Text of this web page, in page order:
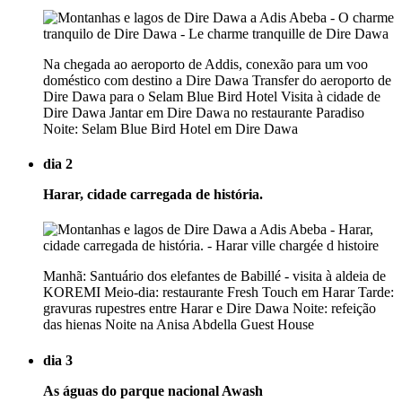
Na chegada ao aeroporto de Addis, conexão para um voo
doméstico com destino a Dire Dawa Transfer do aeroporto de
Dire Dawa para o Selam Blue Bird Hotel Visita à cidade de
Dire Dawa Jantar em Dire Dawa no restaurante Paradiso
Noite: Selam Blue Bird Hotel em Dire Dawa
dia 2
Harar, cidade carregada de história.
Manhã: Santuário dos elefantes de Babillé - visita à aldeia de
KOREMI Meio-dia: restaurante Fresh Touch em Harar Tarde:
gravuras rupestres entre Harar e Dire Dawa Noite: refeição
das hienas Noite na Anisa Abdella Guest House
dia 3
As águas do parque nacional Awash